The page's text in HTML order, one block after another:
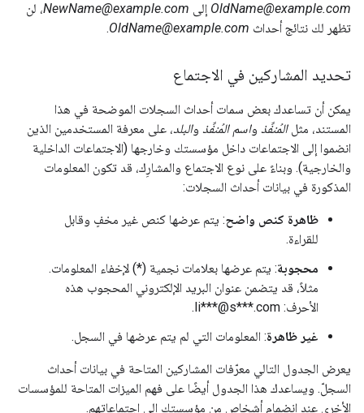
OldName@example.com إلى NewName@example.com، لن
تظهر لك نتائج أحداث OldName@example.com
.
تحديد المشاركين في الاجتماع
يمكن أن تساعدك بعض سمات أحداث السجلات الموضحة في هذا
المستند، مثلالمُنفِّذ واسم المُنفِّذ والبلد، على معرفة المستخدمين الذين
انضموا إلى الاجتماعات داخل مؤسستك وخارجها (الاجتماعات الداخلية
والخارجية). وبناءً على نوع الاجتماع والمشارِك، قد تكون المعلومات
المذكورة في بيانات أحداث السجلات:
ظاهرة كنص واضح: يتم عرضها كنص غير مخفٍ وقابل
للقراءة.
محجوبة: يتم عرضها بعلامات نجمية (*) لإخفاء المعلومات.
مثلاً، قد يتضمن عنوان البريد الإلكتروني المحجوب هذه
الأحرف: li***@s***.com.
غير ظاهرة: المعلومات التي لم يتم عرضها في السجل.
يعرض الجدول التالي معرّفات المشاركين المتاحة في بيانات أحداث
السجلّ. ويساعدك هذا الجدول أيضًا على فهم الميزات المتاحة للمؤسسات
الأخرى عند انضمام أشخاص من مؤسستك إلى اجتماعاتهم.